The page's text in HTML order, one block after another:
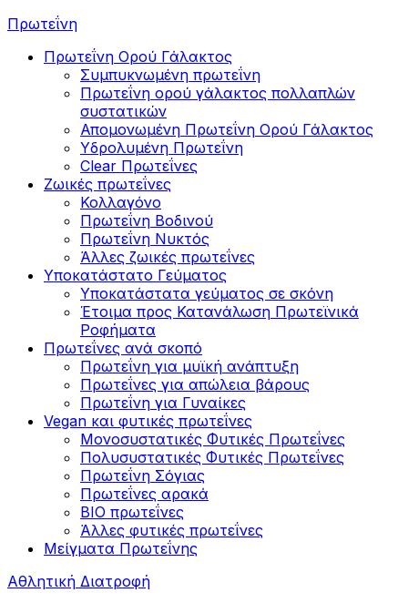
Πρωτεΐνη
Πρωτεΐνη Ορού Γάλακτος
Συμπυκνωμένη πρωτεΐνη
Πρωτεΐνη ορού γάλακτος πολλαπλών
συστατικών
Απομονωμένη Πρωτεΐνη Ορού Γάλακτος
Υδρολυμένη Πρωτεΐνη
Clear Πρωτεΐνες
Ζωικές πρωτεΐνες
Κολλαγόνο
Πρωτεΐνη Βοδινού
Πρωτεΐνη Νυκτός
Άλλες ζωικές πρωτεΐνες
Υποκατάστατο Γεύματος
Υποκατάστατα γεύματος σε σκόνη
Έτοιμα προς Κατανάλωση Πρωτεϊνικά
Ροφήματα
Πρωτεΐνες ανά σκοπό
Πρωτεΐνη για μυϊκή ανάπτυξη
Πρωτεΐνες για απώλεια βάρους
Πρωτεΐνη για Γυναίκες
Vegan και φυτικές πρωτεΐνες
Μονοσυστατικές Φυτικές Πρωτεΐνες
Πολυσυστατικές Φυτικές Πρωτεΐνες
Πρωτεΐνη Σόγιας
Πρωτεΐνες αρακά
ΒIO πρωτεΐνες
Άλλες φυτικές πρωτεΐνες
Μείγματα Πρωτεΐνης
Αθλητική Διατροφή